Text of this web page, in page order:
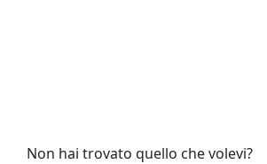
Non hai trovato quello che volevi?